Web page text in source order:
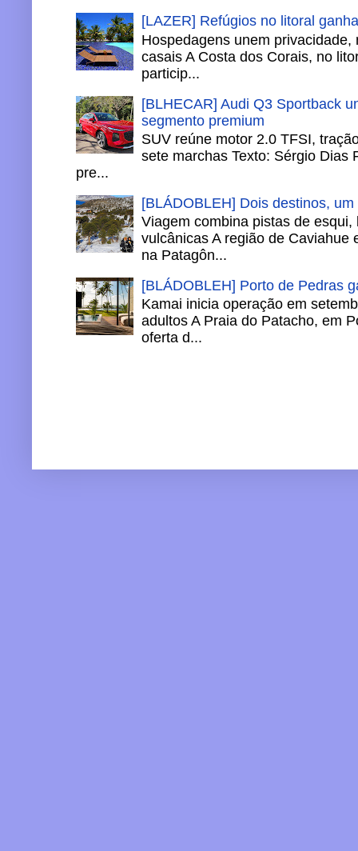
[LAZER] Refúgios no litoral
Hospedagens unem
casais A Costa dos Corais, no
particip...
[BLHECAR] Audi Q3 Sportback
segmento premium
SUV reúne motor 2.0 TFSI,
sete marchas Texto: Sérgio Dias
pre...
[BLÁDOBLEH] Dois destinos,
Viagem combina pistas de
vulcânicas A região de Caviahue
na Patagôn...
[BLÁDOBLEH] Porto de Pedras
Kamai inicia operação em
adultos A Praia do Patacho, em
oferta d...